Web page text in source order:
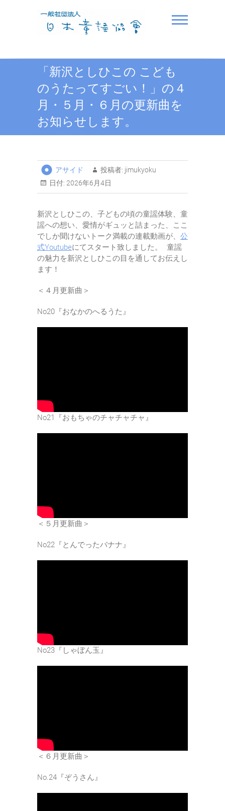
一般社団法人日本童謡協
会
「新沢としひこの こども
のうたってすごい！」の４
月・５月・６月の更新曲を
お知らせします。
アサイド 投稿者: jimukyoku
日付: 2026年6月4日
新沢としひこの、子どもの頃の童謡体験、童
謡への想い、愛情がギュッと詰まった、ここ
でしか聞けないトーク満載の連載動画が、 公
式Youtubeにてスタート致しました。 童謡
の魅力を新沢としひこの目を通してお伝えし
ます！
＜４月更新曲＞
No20『おなかのへるうた』
No21『おもちゃのチャチャチャ』
＜５月更新曲＞
No22『とんでったバナナ』
No23『しゃぼん玉』
＜６月更新曲＞
No.24『ぞうさん』